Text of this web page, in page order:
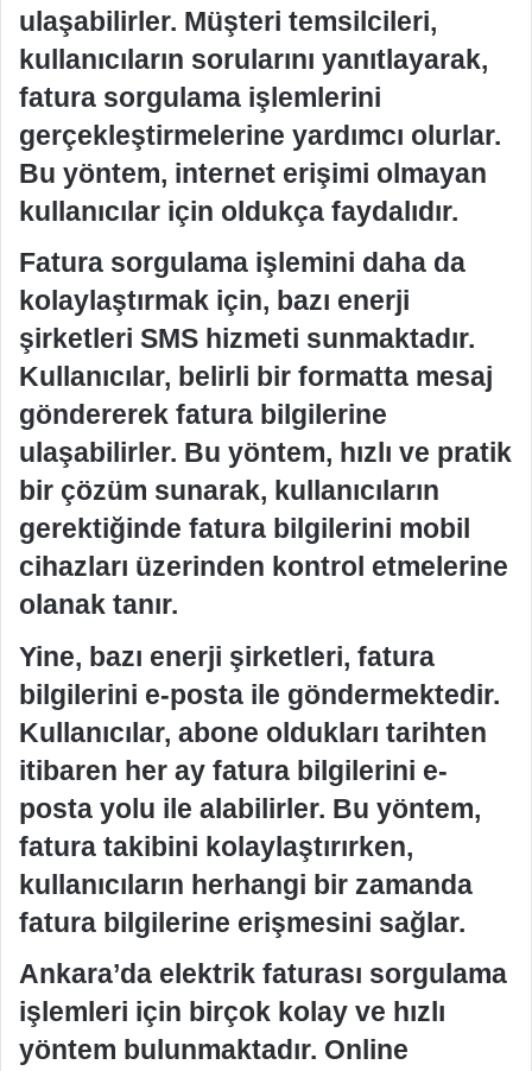
ulaşabilirler. Müşteri temsilcileri,
kullanıcıların sorularını yanıtlayarak,
fatura sorgulama işlemlerini
gerçekleştirmelerine yardımcı olurlar.
Bu yöntem, internet erişimi olmayan
kullanıcılar için oldukça faydalıdır.
Fatura sorgulama işlemini daha da
kolaylaştırmak için, bazı enerji
şirketleri SMS hizmeti sunmaktadır.
Kullanıcılar, belirli bir formatta mesaj
göndererek fatura bilgilerine
ulaşabilirler. Bu yöntem, hızlı ve pratik
bir çözüm sunarak, kullanıcıların
gerektiğinde fatura bilgilerini mobil
cihazları üzerinden kontrol etmelerine
olanak tanır.
Yine, bazı enerji şirketleri, fatura
bilgilerini e-posta ile göndermektedir.
Kullanıcılar, abone oldukları tarihten
itibaren her ay fatura bilgilerini e-
posta yolu ile alabilirler. Bu yöntem,
fatura takibini kolaylaştırırken,
kullanıcıların herhangi bir zamanda
fatura bilgilerine erişmesini sağlar.
Ankara’da elektrik faturası sorgulama
işlemleri için birçok kolay ve hızlı
yöntem bulunmaktadır. Online